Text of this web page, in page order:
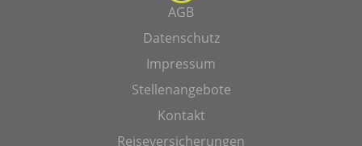
AGB
Datenschutz
Impressum
Stellenangebote
Kontakt
Reiseversicherungen